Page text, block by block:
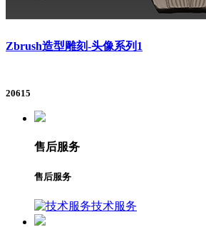
Zbrush造型雕刻-头像系列1
20615
售后服务
售后服务
技术服务